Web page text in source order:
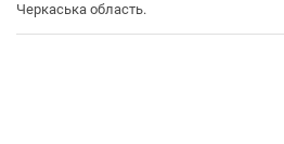
Черкаська область.